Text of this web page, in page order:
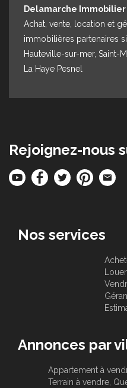
Delamarche Immobilier
Achat, vente, location et
immobilières partenaires
Hauteville-sur-mer, Saint-
La Haye Pesnel
Rejoignez-nous
Nos services
Louer
Annonces par
Appartement à
Terrain à vendre,